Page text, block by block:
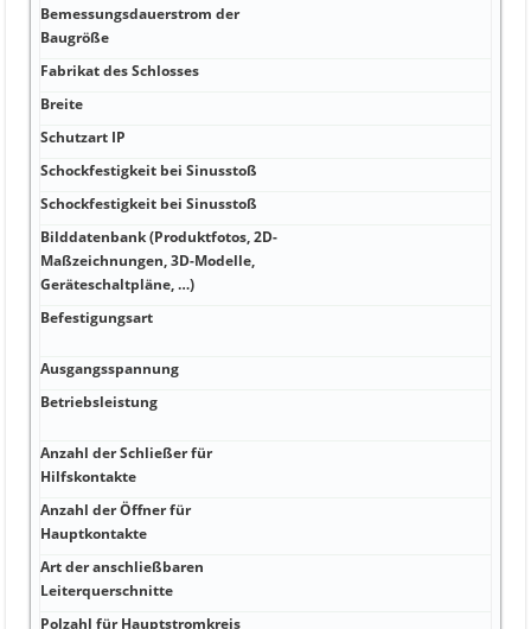
Bemessungsdauerstrom der
Baugröße
Fabrikat des Schlosses
Breite
Schutzart IP
Schockfestigkeit bei Sinusstoß
Schockfestigkeit bei Sinusstoß
Bilddatenbank (Produktfotos, 2D-
Maßzeichnungen, 3D-Modelle,
Geräteschaltpläne, …)
Befestigungsart
Ausgangsspannung
Betriebsleistung
Anzahl der Schließer für
Hilfskontakte
Anzahl der Öffner für
Hauptkontakte
Art der anschließbaren
Leiterquerschnitte
Polzahl für Hauptstromkreis